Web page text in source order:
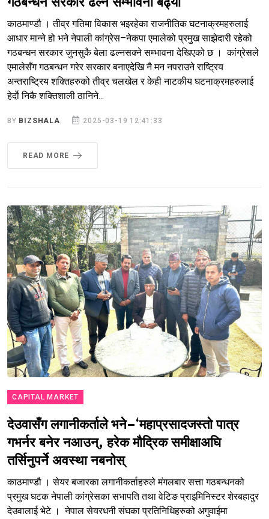
काठमाण्डौ । तीव्र गतिमा विकास भइरहेका राजनीतिक घटनाक्रमहरुलाई
आधार मान्ने हो भने नेपाली कांग्रेस–नेकपा एमालेको प्रमुख साझेदारी रहेको
गठबन्धन सरकार जुनसुकै बेला ढल्नसक्ने सम्भावना देखिएको छ । कांग्रेसले
एमालेसँग गठबन्धन गरेर सरकार बनाएदेखि नै मन नपराउने राष्ट्रिय
अन्तराष्ट्रिय शक्तिहरुको तीव्र चलखेल र केही नाटकीय घटनाक्रमहरुलाई
हेर्दाे निकै शक्तिशाली ठानिने...
BY BIZSHALA 2025-03-19 12:41:33
READ MORE
CAPITAL MARKET
देउवासँग लगानीकर्ताले भने–‘महाप्रसादजस्तो पात्र
गभर्नर बनेर नआउन्, हरेक मौद्रिक समीक्षाअघि
तर्सिनुपर्ने अवस्था नबनोस्
काठमाण्डौ । सेयर बजारका लगानीकर्ताहरुले मंगलबार सत्ता गठबन्धनको
प्रमुख घटक नेपाली कांग्रेसका सभापति तथा वेटिङ प्राइमिनिस्टर शेरबहादुर
देउवालाई भेटे । नेपाल सेयरधनी संघका प्रतिनिधिहरुको अगुवाईमा